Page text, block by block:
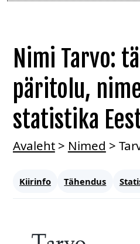
Nimi Tarvo:
päritolu,
statistika
Avaleht> Nimed >
Kiirinfo Tähendus